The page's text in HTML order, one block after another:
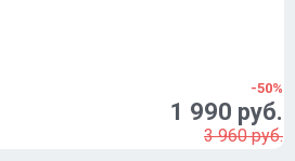
-50%
1 990 руб.
3 960 руб.